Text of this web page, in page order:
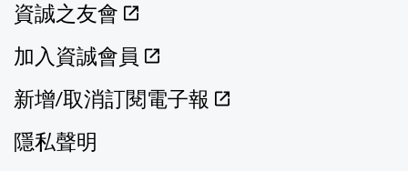
資誠之友會
加入資誠會員
新增/取消訂閱電子報
隱私聲明